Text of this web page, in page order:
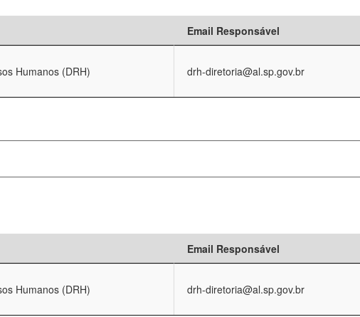
Email Responsável
Humanos (DRH) drh-diretoria@al.sp.gov.br
Email Responsável
Humanos (DRH) drh-diretoria@al.sp.gov.br